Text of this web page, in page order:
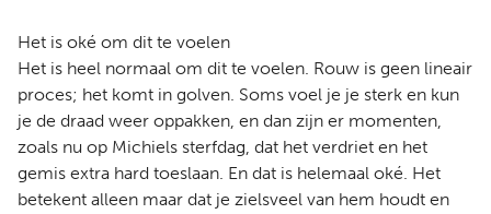
Het is oké om dit te voelen
Het is heel normaal om dit te voelen. Rouw is geen lineair
proces; het komt in golven. Soms voel je je sterk en kun
je de draad weer oppakken, en dan zijn er momenten,
zoals nu op Michiels sterfdag, dat het verdriet en het
gemis extra hard toeslaan. En dat is helemaal oké. Het
betekent alleen maar dat je zielsveel van hem houdt en